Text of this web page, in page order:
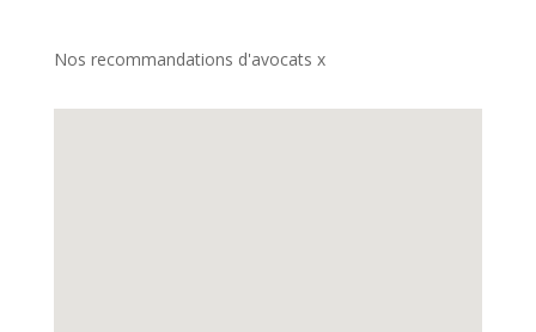
Nos recommandations d'avocats x